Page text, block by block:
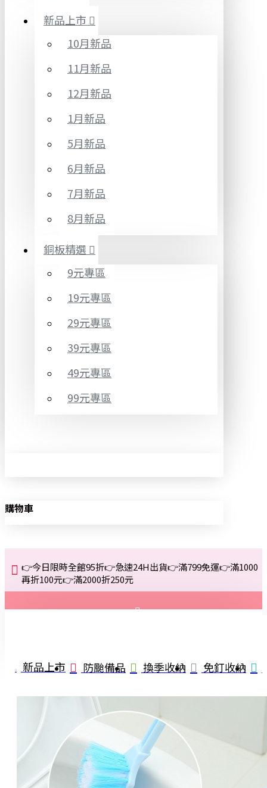
新品上市
10月新品
11月新品
12月新品
1月新品
5月新品
6月新品
7月新品
8月新品
銅板精選
9元專區
19元專區
29元專區
39元專區
49元專區
99元專區
購物車
👉今日限時全館95折👉急速24H出貨👉滿799免運👉滿1000
再折100元👉滿2000折250元
註冊
詢問
新品上市 防颱備品 換季收納 免釘收納